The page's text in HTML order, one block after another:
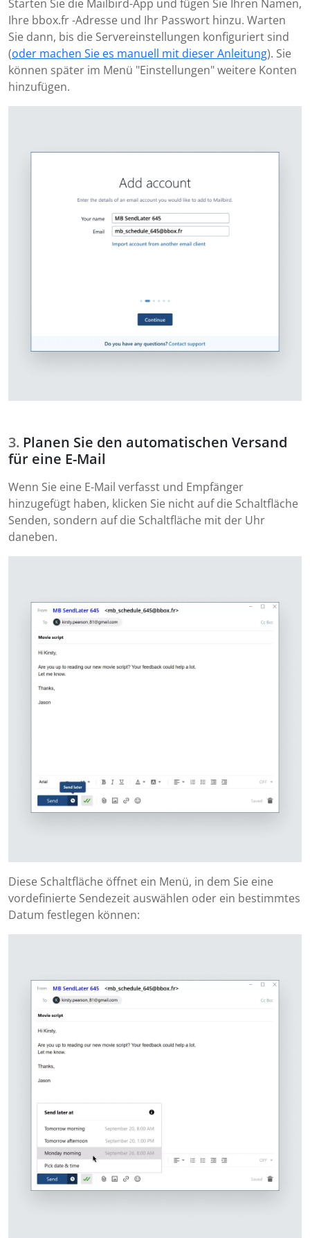
Starten Sie die Mailbird-App und fügen Sie Ihren Namen,
Ihre bbox.fr -Adresse und Ihr Passwort hinzu. Warten
Sie dann, bis die Servereinstellungen konfiguriert sind
(oder machen Sie es manuell mit dieser Anleitung). Sie
können später im Menü "Einstellungen" weitere Konten
hinzufügen.
Planen Sie den automatischen Versand
für eine E-Mail
Wenn Sie eine E-Mail verfasst und Empfänger
hinzugefügt haben, klicken Sie nicht auf die Schaltfläche
Senden, sondern auf die Schaltfläche mit der Uhr
daneben.
Diese Schaltfläche öffnet ein Menü, in dem Sie eine
vordefinierte Sendezeit auswählen oder ein bestimmtes
Datum festlegen können: